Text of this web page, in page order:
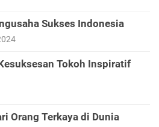
Sukses Indonesia
Tokoh Inspiratif
Orang Terkaya di Dunia